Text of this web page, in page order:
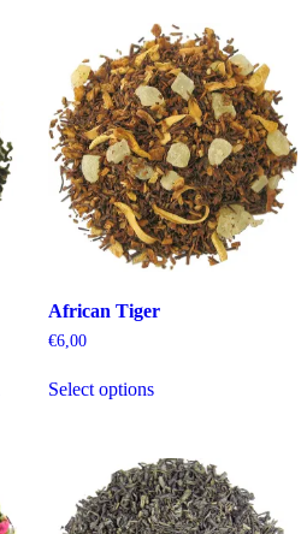
African Tiger
€6,00
Select options